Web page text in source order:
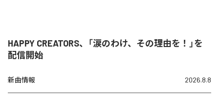
HAPPY CREATORS、「涙のわけ、その理由を！」を
配信開始
新曲情報 2026.8.8